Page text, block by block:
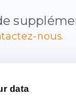
data
nous.